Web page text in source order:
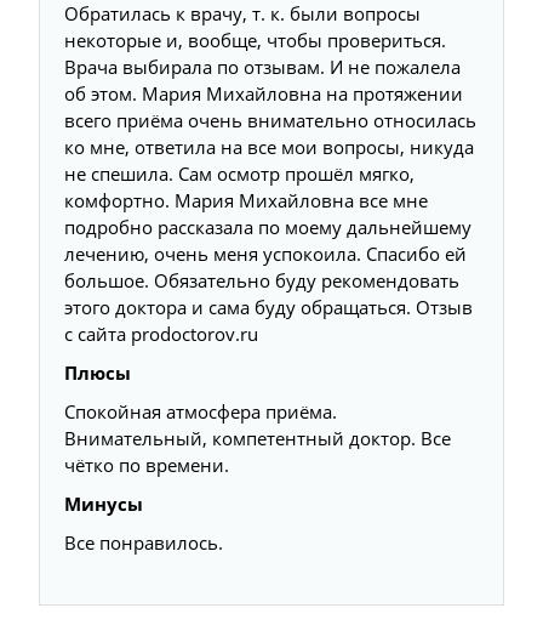
Обратилась к врачу, т. к. были вопросы
некоторые и, вообще, чтобы провериться.
Врача выбирала по отзывам. И не пожалела
об этом. Мария Михайловна на протяжении
всего приёма очень внимательно относилась
ко мне, ответила на все мои вопросы, никуда
не спешила. Сам осмотр прошёл мягко,
комфортно. Мария Михайловна все мне
подробно рассказала по моему дальнейшему
лечению, очень меня успокоила. Спасибо ей
большое. Обязательно буду рекомендовать
этого доктора и сама буду обращаться. Отзыв
с сайта prodoctorov.ru
Плюсы
Спокойная атмосфера приёма.
Внимательный, компетентный доктор. Все
чётко по времени.
Минусы
Все понравилось.